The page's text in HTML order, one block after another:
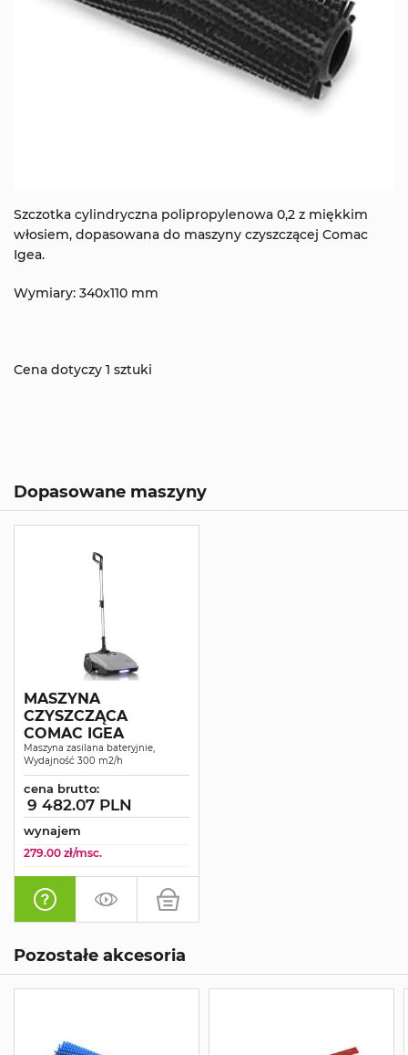
Szczotka cylindryczna polipropylenowa 0,2 z miękkim
włosiem, dopasowana do maszyny czyszczącej Comac
Igea.
Wymiary: 340x110 mm
Cena dotyczy 1 sztuki
Dopasowane maszyny
MASZYNA
CZYSZCZĄCA
COMAC IGEA
Maszyna zasilana bateryjnie,
Wydajność 300 m2/h
cena brutto:
9 482.07 PLN
wynajem
279.00 zł/msc.
Pozostałe akcesoria